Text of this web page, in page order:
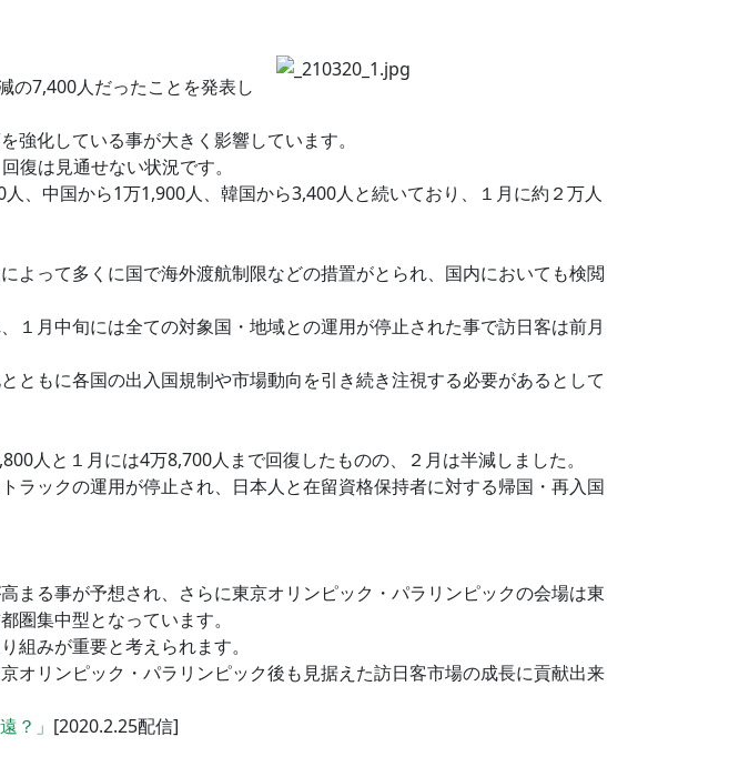
の7,400人だったことを発表し
化している事が大きく影響しています。
復は見通せない状況です。
、中国から1万1,900人、韓国から3,400人と続いており、１月に約２万人
よって多くに国で海外渡航制限などの措置がとられ、国内においても検閲
１月中旬には全ての対象国・地域との運用が停止された事で訪日客は前月
もに各国の出入国規制や市場動向を引き続き注視する必要があるとして
人と１月には4万8,700人まで回復したものの、２月は半減しました。
ラックの運用が停止され、日本人と在留資格保持者に対する帰国・再入国
る事が予想され、さらに東京オリンピック・パラリンピックの会場は東
圏集中型となっています。
組みが重要と考えられます。
オリンピック・パラリンピック後も見据えた訪日客市場の成長に貢献出来
？」 [2020.2.25配信]